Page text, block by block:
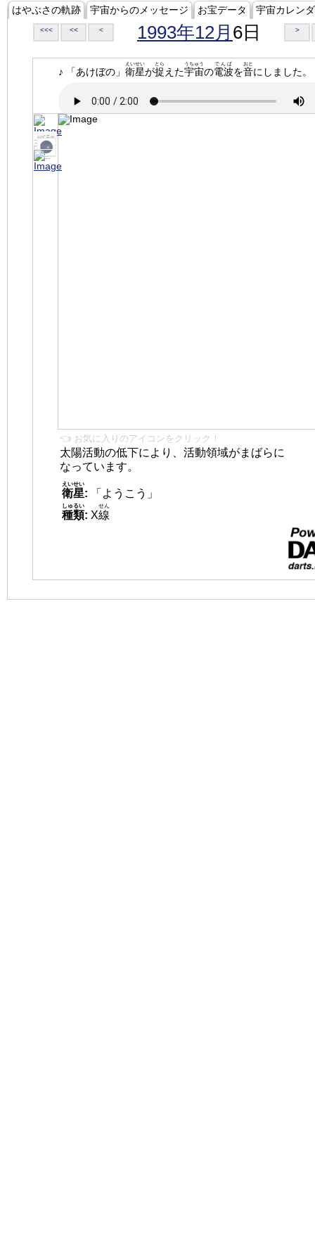
はやぶさの軌跡 宇宙からのメッセージ お宝データ 宇宙カレン
<<< << < 1993年12月 6日 >
♪ 「あけぼの」 衛星
えいせい
が捉
とら
えた宇宙
うちゅう
の電波
でんぱ
を音
おと
にしました。
👈 お気に入りのアイコンをクリック！
太陽活動の低下により、活動領域がまばらに
なっています。
衛星
えいせい
:
「ようこう」
種類
しゅるい
: X線
せん